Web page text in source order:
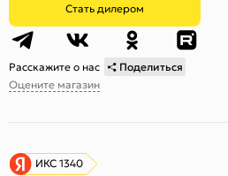
Стать дилером
Расскажите о нас
Поделиться
Оцените магазин
ИКС 1340